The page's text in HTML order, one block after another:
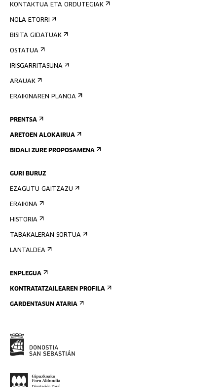
KONTAKTUA ETA ORDUTEGIAK
NOLA ETORRI
BISITA GIDATUAK
OSTATUA
IRISGARRITASUNA
ARAUAK
ERAIKINAREN PLANOA
PRENTSA
ARETOEN ALOKAIRUA
BIDALI ZURE PROPOSAMENA
GURI BURUZ
EZAGUTU GAITZAZU
ERAIKINA
HISTORIA
TABAKALERAN SORTUA
LANTALDEA
ENPLEGUA
KONTRATATZAILEAREN PROFILA
GARDENTASUN ATARIA